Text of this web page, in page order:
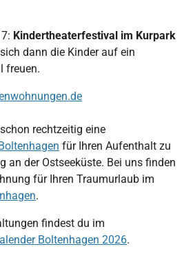
Kindertheaterfestival im Kurpark
dann die Kinder auf ein
freuen.
rechtzeitig eine
für Ihren Aufenthalt zu
an der Ostseeküste. Bei uns finden
für Ihren Traumurlaub im
.
findest du im
Boltenhagen 2026.